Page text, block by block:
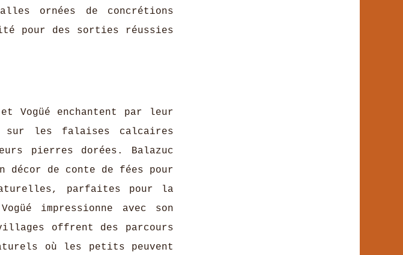
ornées de concrétions
pour des sorties réussies
et Vogüé enchantent par leur
sur les falaises calcaires
pierres dorées. Balazuc
de conte de fées pour
parfaites pour la
impressionne avec son
offrent des parcours
où les petits peuvent